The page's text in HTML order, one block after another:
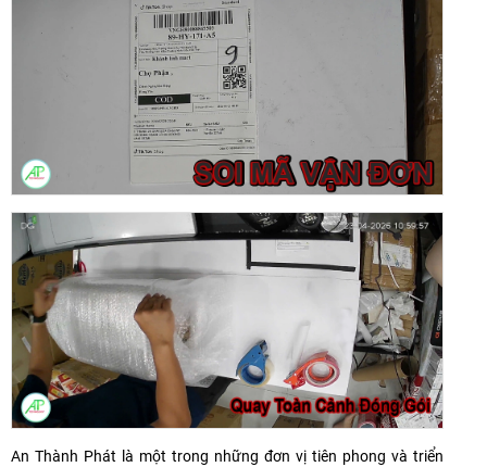
An Thành Phát là một trong những đơn vị tiên phong và triển